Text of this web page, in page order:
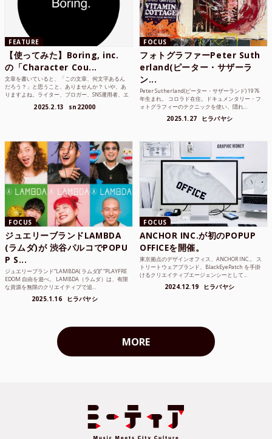
FEATURE
【使ってみた】Boring, inc.
の「Character Cou...
文章を書いていると、「この文章、何文字あるん
だろう？」と思うこと、ありませんか？ いや、あ
りますよね。ライター、ブロガー、SNS運用者、エ
2025.2.13 sn22000
FOCUS
フォトグラファーPeter Suth
erland(ピーター・サザーラ
ン...
Peter Sutherland(ピーター・サザーランド) 1976
年生まれ。 コロラド在住。ドキュメンタリー・フ
ォトグラフィーのテクニックを使い、隠れ...
2025.1.27 ヒラバヤシ
FOCUS
ジュエリーブランドLAMBDA
(ラムダ)が 渋谷パルコでPOPU
P S...
ジュエリーブランド“LAMBDA( ラムダ))” “PLAYFRE
EDOM 自由を遊べ。 LAMBDA（ラムダ）は、有限
な資源を無限のクリエイティブで追...
2025.1.16 ヒラバヤシ
FOCUS
ANCHOR INC.が初のPOPUP
OFFICEを開催。
東京拠点のデザインオフィス、ANCHOR INC.。 ス
トリートウェアブランド、BlackEyePatch を手掛
けるクリエイティブエージェンシーとして...
2024.12.19 ヒラバヤシ
MORE